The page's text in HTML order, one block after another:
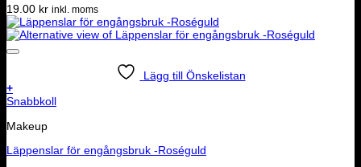
19.00 kr inkl. moms
Lägg till Önskelistan
+
Snabbkoll
Makeup
Läppenslar för engångsbruk -Roséguld